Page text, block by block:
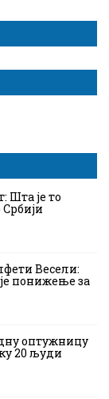
Шта је то
Весели:
понижење за
оптужницу
20 људи